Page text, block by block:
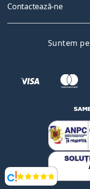
Opinii
Contactează-ne
Suntem pe